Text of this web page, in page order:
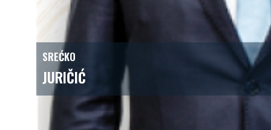
SREĆKO
JURIČIĆ